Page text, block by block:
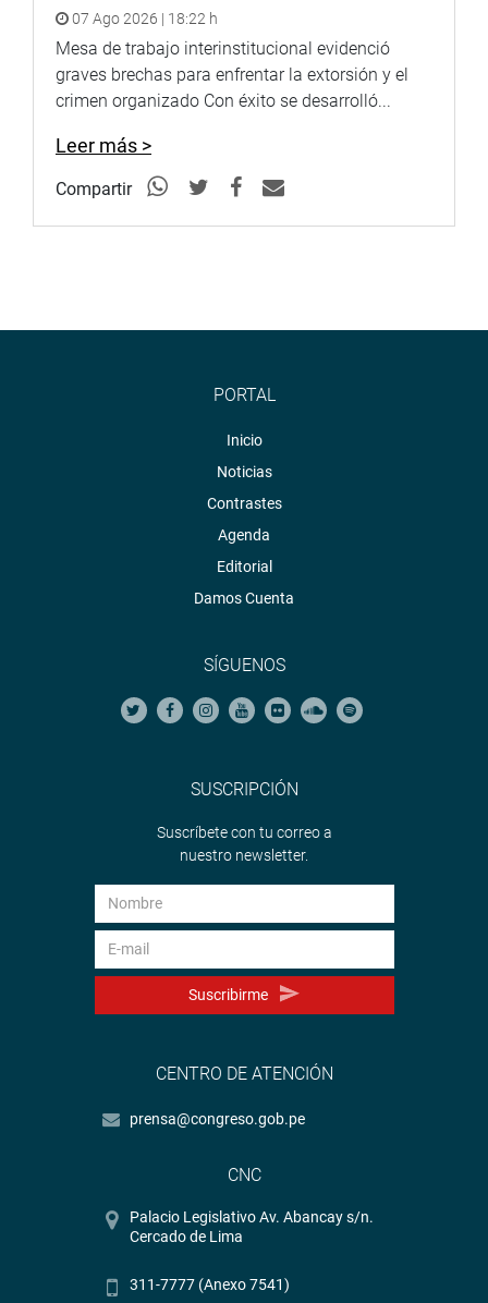
07 Ago 2026 | 18:22 h
Mesa de trabajo interinstitucional evidenció
graves brechas para enfrentar la extorsión y el
crimen organizado Con éxito se desarrolló...
Leer más >
Compartir
PORTAL
Inicio
Noticias
Contrastes
Agenda
Editorial
Damos Cuenta
SÍGUENOS
SUSCRIPCIÓN
Suscríbete con tu correo a
nuestro newsletter.
Suscribirme
CENTRO DE ATENCIÓN
prensa@congreso.gob.pe
CNC
Palacio Legislativo Av. Abancay s/n.
Cercado de Lima
311-7777 (Anexo 7541)